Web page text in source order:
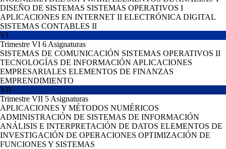
DISEÑO DE SISTEMAS SISTEMAS OPERATIVOS I
APLICACIONES EN INTERNET II ELECTRÓNICA DIGITAL
SISTEMAS CONTABLES II
VI
Trimestre VI 6 Asignaturas
SISTEMAS DE COMUNICACIÓN SISTEMAS OPERATIVOS II
TECNOLOGÍAS DE INFORMACIÓN APLICACIONES
EMPRESARIALES ELEMENTOS DE FINANZAS
EMPRENDIMIENTO
VII
Trimestre VII 5 Asignaturas
APLICACIONES Y MÉTODOS NUMÉRICOS
ADMINISTRACIÓN DE SISTEMAS DE INFORMACIÓN
ANÁLISIS E INTERPRETACIÓN DE DATOS ELEMENTOS DE
INVESTIGACIÓN DE OPERACIONES OPTIMIZACIÓN DE
FUNCIONES Y SISTEMAS